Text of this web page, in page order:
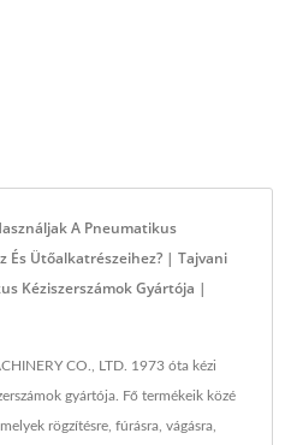
A Pneumatikus
És Ütőalkatrészeihez? | Tajvani
Kéziszerszámok Gyártója |
CO., LTD. 1973 óta kézi
gyártója. Fő termékeik közé
rögzítésre, fúrásra, vágásra,